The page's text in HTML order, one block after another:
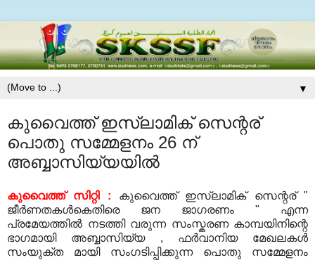
▼
കുവൈത്ത് ഇസ്ലാമിക്‌ സെന്റര്
പൊതു സമ്മേളനം 26 ന്
അബ്ബാസിയ്യയിൽ
കുവൈത്ത് സിറ്റി : കുവൈത്ത് ഇസ്ലാമിക്‌ സെന്റര് "
ജീർണതകൾകെതിരെ ജന ജാഗരണം " എന്ന
പ്രമേയത്തിൽ നടത്തി വരുന്ന സംസ്കരണ കാമ്പയിനിന്റെ
ഭാഗമായി അബ്ബാസിയ്യ , ഫർവാനിയ മേഖലകൾ
സംയുക്ത മായി സംഗടിപ്പിക്കുന്ന പൊതു സമ്മേളനം